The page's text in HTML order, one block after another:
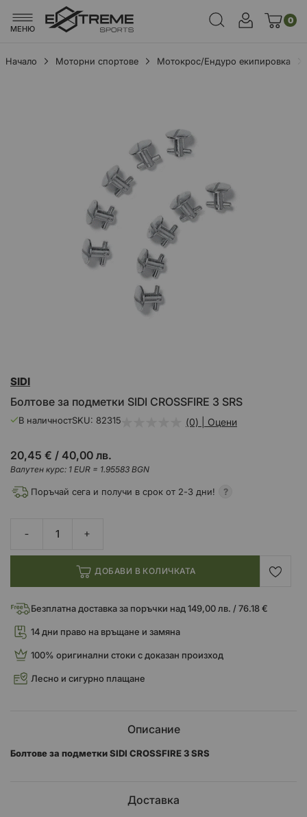
МЕНЮ
0
Начало Моторни спортове
Мотокрос/Ендуро екипировка
към
на
галерия
Болтове за подметки SIDI CROSSFIRE 3 SRS
SIDI
В наличностSKU 82315 (0) | Оцени
20,45 € / 40,00 лв.
Валутен курс: 1 EUR = 1.95583 BGN
Поръчай сега и получи в срок от 2-3 дни!
ДОБАВИ В КОЛИЧКАТА
Безплатна доставка за поръчки над 149,00 лв. / 76.18 €
14 дни право на връщане и замяна
100% оригинални стоки с доказан произход
Лесно и сигурно плащане
Описание
Болтове за подметки SIDI CROSSFIRE 3 SRS
Доставка